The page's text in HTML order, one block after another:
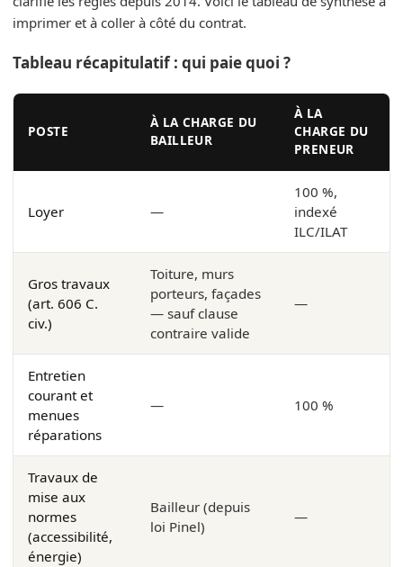
imprimer et à coller à côté du contrat.
Tableau récapitulatif : qui paie quoi ?
POSTE
À LA CHARGE DU
BAILLEUR
À LA
CHARGE DU
PRENEUR
Loyer —
100 %,
indexé
ILC/ILAT
Gros travaux
(art. 606 C.
civ.)
Toiture, murs
porteurs, façades
— sauf clause
contraire valide
—
Entretien
courant et
menues
réparations
— 100 %
Travaux de
mise aux
normes
(accessibilité,
énergie)
Bailleur (depuis
loi Pinel)
—